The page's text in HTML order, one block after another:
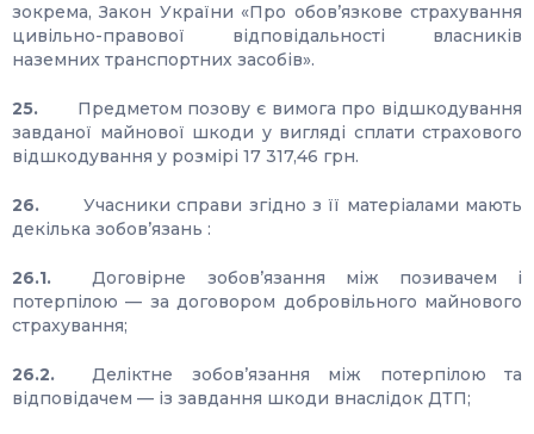
зокрема, Закон України «Про обов’язкове страхування
цивільно-правової відповідальності власників
наземних транспортних засобів».
25. Предметом позову є вимога про відшкодування
завданої майнової шкоди у вигляді сплати страхового
відшкодування у розмірі 17 317,46 грн.
26.Учасники справи згідно з її матеріалами мають
декілька зобов’язань :
26.1.Договірне зобов’язання між позивачем і
потерпілою — за договором добровільного майнового
страхування;
26.2. Деліктне зобов’язання між потерпілою та
відповідачем — із завдання шкоди внаслідок ДТП;